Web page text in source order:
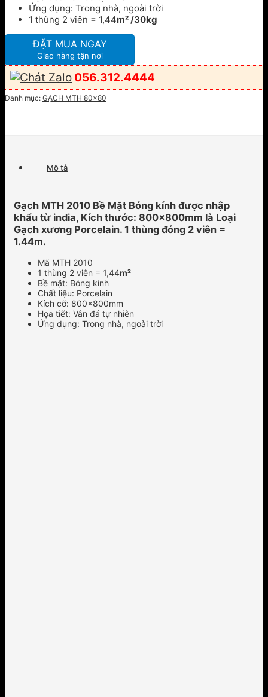
Ứng dụng: Trong nhà, ngoài trời
1 thùng 2 viên = 1,44m² /30kg
ĐẶT MUA NGAY
Giao hàng tận nơi
056.312.4444
Danh mục: GẠCH MTH 80x80
Mô tả
Gạch MTH 2010 Bề Mặt Bóng kính được nhập
khẩu từ india, Kích thước: 800x800mm là Loại
Gạch xương Porcelain. 1 thùng đóng 2 viên =
1.44m.
Mã MTH 2010
1 thùng 2 viên = 1,44m²
Bề mặt: Bóng kính
Chất liệu: Porcelain
Kích cỡ: 800x800mm
Họa tiết: Vân đá tự nhiên
Ứng dụng: Trong nhà, ngoài trời